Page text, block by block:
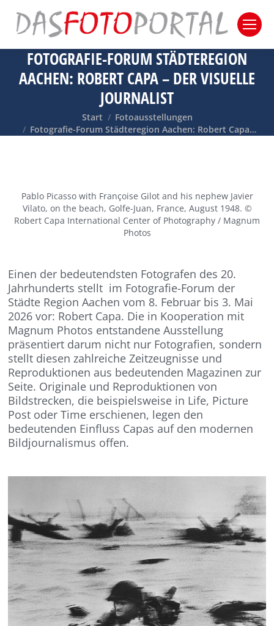
FOTOGRAFIE-FORUM STÄDTEREGION
AACHEN: ROBERT CAPA – DER VISUELLE
JOURNALIST
Sie befinden sich hier:
Start
Fotoausstellungen
Fotografie-Forum Städteregion Aachen: Robert Capa…
Pablo Picasso with Françoise Gilot and his nephew Javier
Vilato, on the beach, Golfe-Juan, France, August 1948. ©
Robert Capa International Center of Photography / Magnum
Photos
Einen der bedeutendsten Fotografen des 20.
Jahrhunderts stellt im Fotografie-Forum der
Städte Region Aachen vom 8. Februar bis 3. Mai
2026 vor: Robert Capa. Die in Kooperation mit
Magnum Photos entstandene Ausstellung
präsentiert darum nicht nur Fotografien, sondern
stellt diesen zahlreiche Zeitzeugnisse und
Reproduktionen aus bedeutenden Magazinen zur
Seite. Originale und Reproduktionen von
Bildstrecken, die beispielsweise in Life, Picture
Post oder Time erschienen, legen den
bedeutenden Einfluss Capas auf den modernen
Bildjournalismus offen.